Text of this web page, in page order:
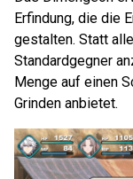
Erfindung, die die
gestalten. Statt
Standardgegner
Menge auf einen
Grinden anbietet.